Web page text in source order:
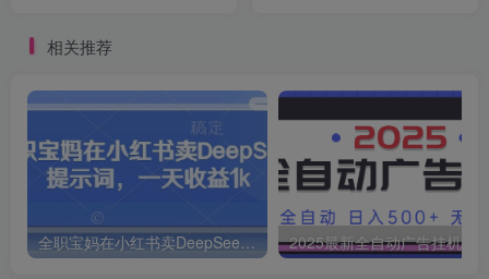
相关推荐
全职宝妈在小红书卖DeepSeek提示词，一天收益1k